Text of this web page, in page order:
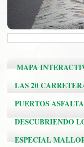
MAPA
LAS 20
PUERTOS
DESCUBRIENDO
ESPECIAL